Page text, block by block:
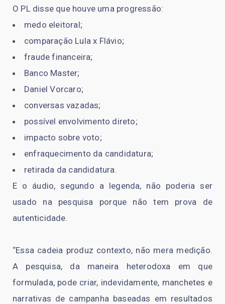
O PL disse que houve uma progressão:
medo eleitoral;
comparação Lula x Flávio;
fraude financeira;
Banco Master;
Daniel Vorcaro;
conversas vazadas;
possível envolvimento direto;
impacto sobre voto;
enfraquecimento da candidatura;
retirada da candidatura.
E o áudio, segundo a legenda, não poderia ser
usado na pesquisa porque não tem prova de
autenticidade.
“Essa cadeia produz contexto, não mera medição.
A pesquisa, da maneira heterodoxa em que
formulada, pode criar, indevidamente, manchetes e
narrativas de campanha baseadas em resultados